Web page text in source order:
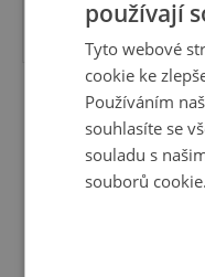
549 Kč
Fotoobraz díra
Hudební díra ve
používají
Tyto webové
cookie ke
Používáním
souhlasíte se
souladu s
souborů